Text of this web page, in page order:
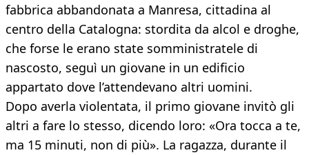
fabbrica abbandonata a Manresa, cittadina al
centro della Catalogna: stordita da alcol e droghe,
che forse le erano state somministratele di
nascosto, seguì un giovane in un edificio
appartato dove l’attendevano altri uomini.
Dopo averla violentata, il primo giovane invitò gli
altri a fare lo stesso, dicendo loro: «Ora tocca a te,
ma 15 minuti, non di più». La ragazza, durante il